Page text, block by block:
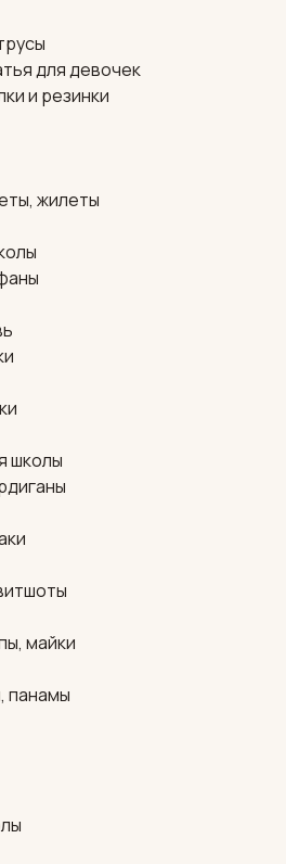
для девочек
и резинки
жилеты
школы
майки
панамы